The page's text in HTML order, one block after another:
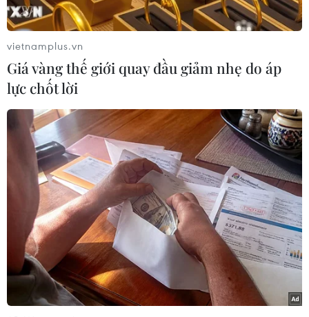
Tranh, xã Trạch Mỹ Lộc và chín thửa đất khu
Đồng Phươm, xã Thọ Lộc.
Diện tích mỗi thửa đất tại khu Dộc Tranh, xã
Trạch Mỹ Lộc từ 96-149m2, giá khởi điểm 23,4
triệu đồng/m2, tương đương số tiền đặt cọc từ
450 triệu đồng đến gần 700 triệu đồng/thửa.
Diện tích mỗi thửa đất tại khu Đồng Phươm, xã
Thọ Lộc gần 235m2, giá khởi điểm 19,8 triệu
đồng/m2, tương đương số tiền đặt cọc gần 535
triệu đồng/thửa.
Theo đại diện Trung tâm Phát triển quỹ đất
huyện Phúc Thọ, tham gia phiên đấu giá lần này
có hơn 300 khách hàng, đăng ký mua khoảng
700 bộ hồ sơ; bước giá 200.000 đồng/m2 theo
hình thức đấu giá từng thửa đất bằng bỏ phiếu
vietnamplus.vn
Giá vàng thế giới quay đầu giảm nhẹ do áp
lực chốt lời